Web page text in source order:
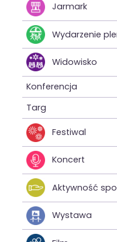
Jarmark
Wydarzenie
Widowisko
Konferencja
Targ
Festiwal
Koncert
Aktywność
Wystawa